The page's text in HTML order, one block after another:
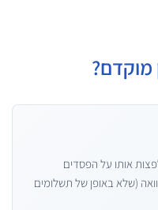
מוקדם?
אותו על הפסדים
(שלא באופן של תשלומים